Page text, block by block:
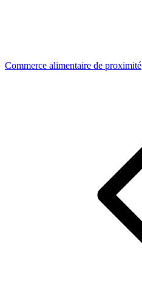
Commerce alimentaire de proximité